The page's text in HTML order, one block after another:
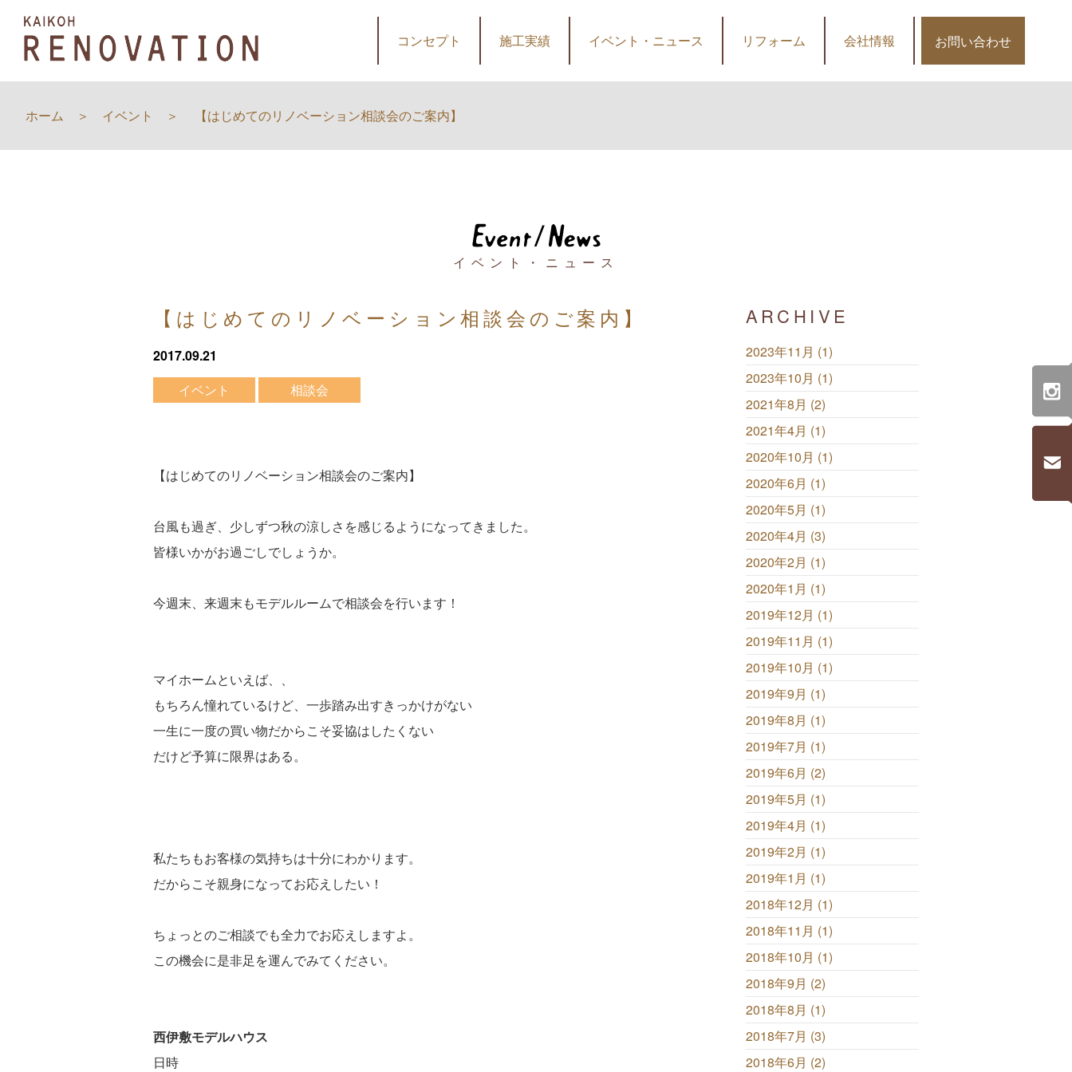
コンセプト 施工実績 イベント・ニュース リフォーム 会社情報 お問い合わせ
ホーム イベント 【はじめてのリノベーション相談会のご案内】
イベント・ニュース
【はじめてのリノベーション相談会のご案内】
2017.09.21
イベント
相談会
【はじめてのリノベーション相談会のご案内】
台風も過ぎ、少しずつ秋の涼しさを感じるようになってきました。
皆様いかがお過ごしでしょうか。
今週末、来週末もモデルルームで相談会を行います！
マイホームといえば、、
もちろん憧れているけど、一歩踏み出すきっかけがない
一生に一度の買い物だからこそ妥協はしたくない
だけど予算に限界はある。
私たちもお客様の気持ちは十分にわかります。
だからこそ親身になってお応えしたい！
ちょっとのご相談でも全力でお応えしますよ。
この機会に是非足を運んでみてください。
西伊敷モデルハウス
日時
ARCHIVE
2023年11月 (1)
2023年10月 (1)
2021年8月 (2)
2021年4月 (1)
2020年10月 (1)
2020年6月 (1)
2020年5月 (1)
2020年4月 (3)
2020年2月 (1)
2020年1月 (1)
2019年12月 (1)
2019年11月 (1)
2019年10月 (1)
2019年9月 (1)
2019年8月 (1)
2019年7月 (1)
2019年6月 (2)
2019年5月 (1)
2019年4月 (1)
2019年2月 (1)
2019年1月 (1)
2018年12月 (1)
2018年11月 (1)
2018年10月 (1)
2018年9月 (2)
2018年8月 (1)
2018年7月 (3)
2018年6月 (2)